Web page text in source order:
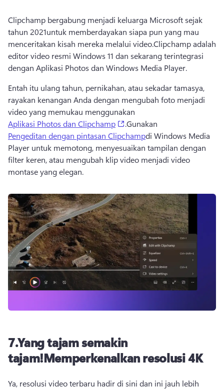
Clipchamp bergabung menjadi keluarga Microsoft sejak
tahun 2021untuk memberdayakan siapa pun yang mau
menceritakan kisah mereka melalui video.Clipchamp adalah
editor video resmi Windows 11 dan sekarang terintegrasi
dengan Aplikasi Photos dan Windows Media Player.
Entah itu ulang tahun, pernikahan, atau sekadar tamasya,
rayakan kenangan Anda dengan mengubah foto menjadi
video yang memukau menggunakan
Aplikasi Photos dan Clipchamp
(opens in a new tab)
.Gunakan
Pengeditan dengan pintasan Clipchampdi Windows Media
Player untuk memotong, menyesuaikan tampilan dengan
filter keren, atau mengubah klip video menjadi video
montase yang elegan.
7.Yang tajam semakin
tajam!Memperkenalkan resolusi 4K
Ya, resolusi video terbaru hadir di sini dan ini jauh lebih